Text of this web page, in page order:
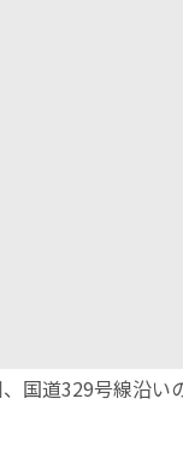
国道329号線沿い